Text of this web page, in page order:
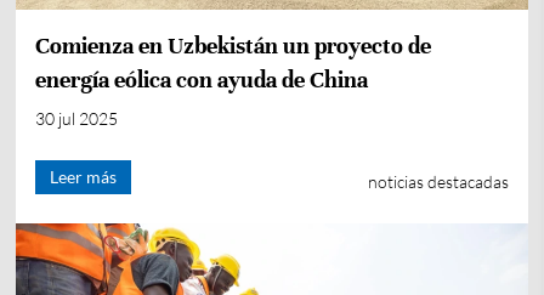
Comienza en Uzbekistán un proyecto de
energía eólica con ayuda de China
30 jul 2025
Leer más noticias destacadas